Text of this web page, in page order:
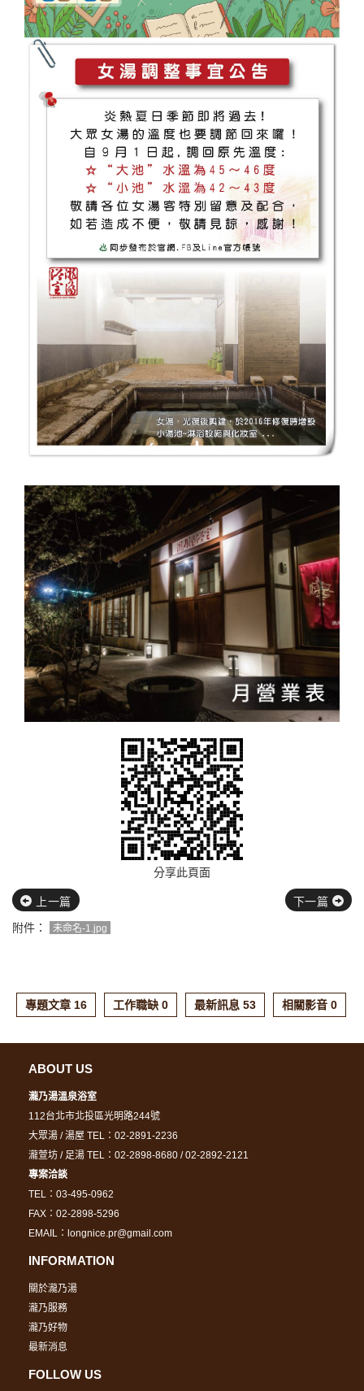
分享此頁面
上一篇
下一篇
附件：
未命名-1.jpg
專題文章 16 工作職缺 0 最新訊息 53 相關影音 0
ABOUT US
瀧乃湯溫泉浴室
112台北市北投區光明路244號
大眾湯 / 湯屋 TEL：02-2891-2236
瀧萱坊 / 足湯 TEL：02-2898-8680 / 02-2892-2121
專案洽談
TEL：03-495-0962
FAX：02-2898-5296
EMAIL：longnice.pr@gmail.com
INFORMATION
關於瀧乃湯
瀧乃服務
瀧乃好物
最新消息
FOLLOW US